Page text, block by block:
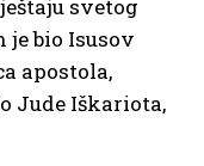
svetog
je bio Isusov
apostola,
Jude Iškariota,